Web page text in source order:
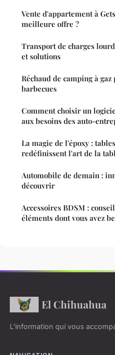
Vente d'appartement à
meilleure offre ?
Transport de charges
et solutions
Réchaud de camping à
barbecues
Comment choisir un
aux besoins des auto-
La magie de l'époxy :
redéfinissent l'art de la
Automobile de demain :
découvrir
Accessoires BDSM :
éléments dont vous avez
El Chihuahua
L'information qui vous